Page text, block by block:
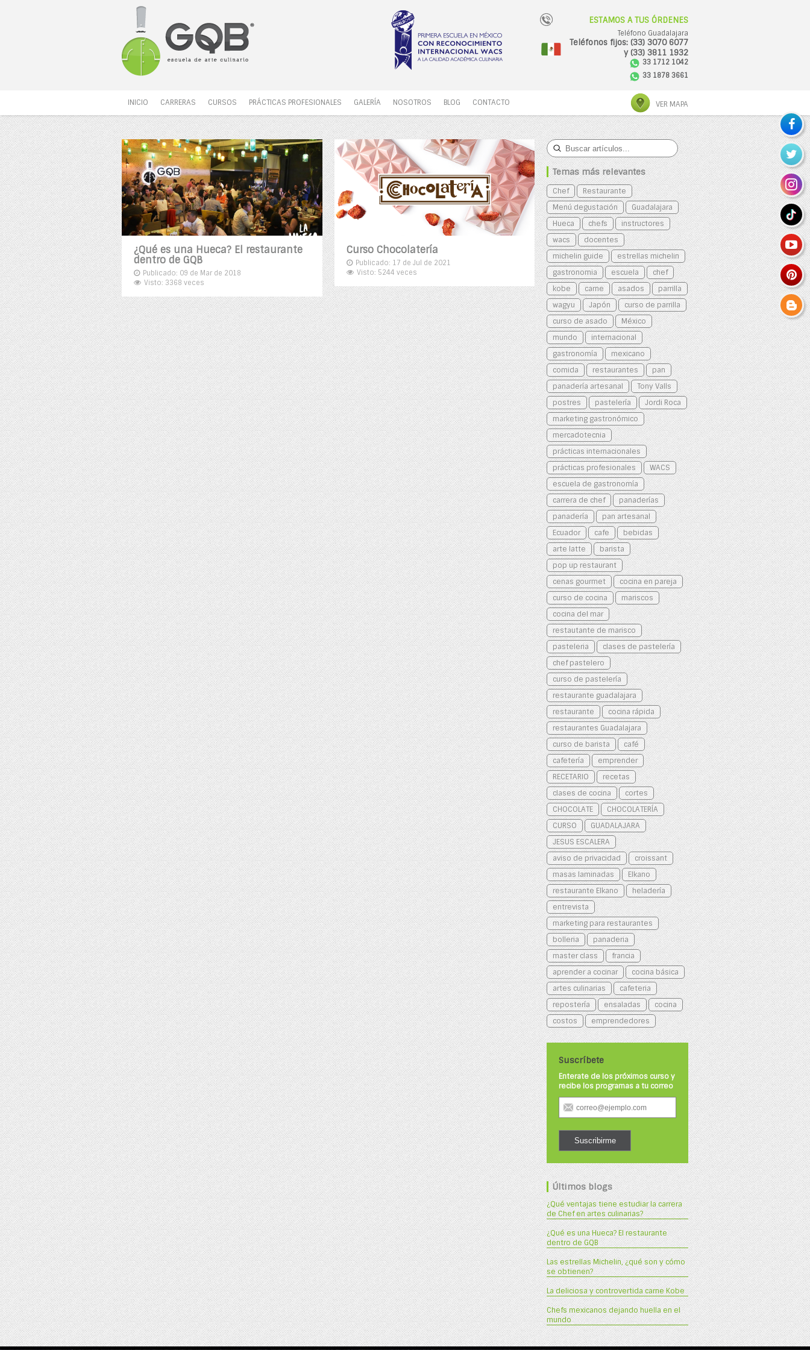
ESTAMOS A TUS ÓRDENES
Teléfono Guadalajara
Teléfonos fijos: (33) 3070 6077
y (33) 3811 1932
33 1712 1042
33 1878 3661
INICIO CARRERAS CURSOS PRÁCTICAS PROFESIONALES GALERÍA NOSOTROS BLOG CONTACTO VER MAPA
¿Qué es una Hueca? El restaurante
dentro de GQB
Publicado: 09 de Mar de 2018
Visto: 3368 veces
Curso Chocolatería
Publicado: 17 de Jul de 2021
Visto: 5244 veces
Temas más relevantes
Chef
Restaurante
Menú degustación
Guadalajara
Hueca
chefs
instructores
wacs
docentes
michelin guide
estrellas michelin
gastronomia
escuela
chef
kobe
carne asados
parrilla
wagyu
Japón
curso de parrilla
curso de asado
México
mundo
internacional
gastronomía
mexicano
comida
restaurantes
pan
panadería artesanal
Tony Valls
postres
pastelería
Jordi Roca
marketing gastronómico
mercadotecnia
prácticas internacionales
prácticas profesionales
WACS
escuela de gastronomía
carrera de chef
panaderías
panadería
pan artesanal
Ecuador
cafe
bebidas
arte latte
barista
pop up restaurant
cenas gourmet
cocina en pareja
curso de cocina
mariscos
cocina del mar
restautante de marisco
pasteleria
clases de pastelería
chef pastelero
curso de pastelería
restaurante guadalajara
restaurante
cocina rápida
restaurantes Guadalajara
curso de barista
café
cafetería
emprender
RECETARIO
recetas
clases de cocina
cortes
CHOCOLATE
CHOCOLATERÍA
CURSO
GUADALAJARA
JESUS ESCALERA
aviso de privacidad
croissant
masas laminadas
Elkano
restaurante Elkano
heladería
entrevista
marketing para restaurantes
bolleria
panaderia
master class
francia
aprender a cocinar
cocina básica
artes culinarias
cafeteria
repostería
ensaladas
cocina
costos
emprendedores
Suscríbete
Enterate de los próximos curso y
recibe los programas a tu correo
Últimos blogs
¿Qué ventajas tiene estudiar la carrera
de Chef en artes culinarias?
¿Qué es una Hueca? El restaurante
dentro de GQB
Las estrellas Michelin, ¿qué son y cómo
se obtienen?
La deliciosa y controvertida carne Kobe
Chefs mexicanos dejando huella en el
mundo